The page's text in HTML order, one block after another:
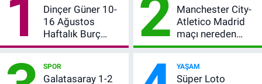
1
Dinçer Güner 10-
16 Ağustos
Haftalık Burç
Yorumları: Bu
Para, Aşk ve Karar
2 Manchester City-
Atletico Madrid
maçı nereden
izlenir?
SPOR
Galatasaray 1-2
YAŞAM
Süper Loto